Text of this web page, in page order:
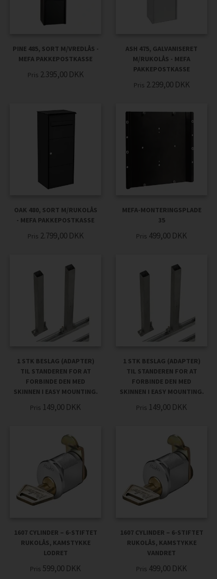
PINE 485, SORT M/VREDLÅS -
MEFA PAKKEPOSTKASSE
Pris 2.395,00 DKK
ASH 475, GALVANISERET
M/RUKOLÅS - MEFA
PAKKEPOSTKASSE
Pris 2.299,00 DKK
OAK 480, SORT M/RUKOLÅS
- MEFA PAKKEPOSTKASSE
Pris 2.799,00 DKK
MEFA-MONTERINGSPLADE
35
Pris 499,00 DKK
1 STK BESLAG (ADAPTER)
TIL STANDEREN FOR AT
FORBINDE DEN MED
SKINNEN I EASY MOUNTING.
Pris 149,00 DKK
1 STK BESLAG (ADAPTER)
TIL STANDEREN FOR AT
FORBINDE DEN MED
SKINNEN I EASY MOUNTING.
Pris 149,00 DKK
1607 CYLINDER – 6-STIFTET
RUKOLÅS, KAMSTYKKE
LODRET
Pris 599,00 DKK
1607 CYLINDER – 6-STIFTET
RUKOLÅS, KAMSTYKKE
VANDRET
Pris 499,00 DKK